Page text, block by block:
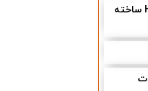
سریال هری‌پاتر برای شبکه HBO Max ساخته